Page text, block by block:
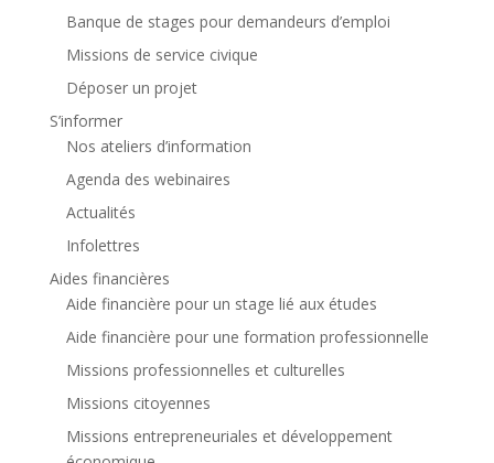
Banque de stages pour demandeurs d’emploi
Missions de service civique
Déposer un projet
S’informer
Nos ateliers d’information
Agenda des webinaires
Actualités
Infolettres
Aides financières
Aide financière pour un stage lié aux études
Aide financière pour une formation professionnelle
Missions professionnelles et culturelles
Missions citoyennes
Missions entrepreneuriales et développement